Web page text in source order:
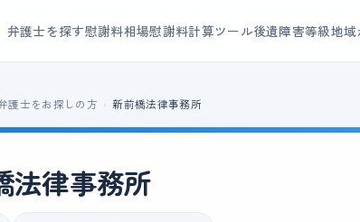
弁護士を探す慰謝料相場慰謝料計算ツール後遺障害等級地
護士をお探しの方 新前橋法律事務所
法律事務所